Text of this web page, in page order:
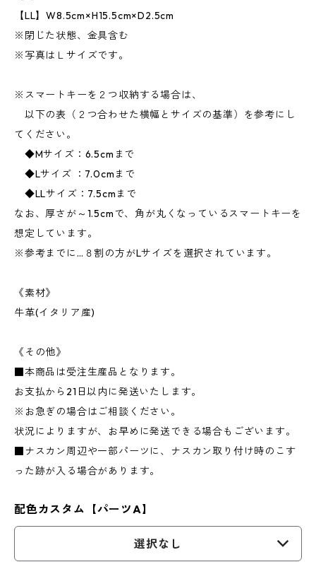
【LL】W8.5cm×H15.5cm×D2.5cm
※閉じた状態、金具含む
※写真はＬサイズです。
※スマートキーを２つ収納する場合は、
以下の表（２つ合わせた横幅とサイズの基準）を参考にし
てください。
◆Mサイズ：6.5cmまで
◆Lサイズ ：7.0cmまで
◆LLサイズ：7.5cmまで
なお、厚さが～1.5cmで、角が丸くなっているスマートキーを
想定しています。
※参考までに…８割の方がLサイズを選択されています。
《素材》
牛革(イタリア産)
《その他》
■本商品は受注生産品となります。
お支払から21日以内に発送いたします。
※お急ぎの場合はご相談ください。
状況によりますが、お早めに発送できる場合もございます。
■ナスカン周辺や一部パーツに、ナスカン取り付け時のこす
った跡が入る場合があります。
配色カスタム【パーツA】
選択なし